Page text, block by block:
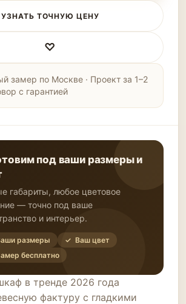
УЗНАТЬ ТОЧНУЮ ЦЕНУ
♡
замер по Москве · Проект за 1–2
с гарантией
под ваши размеры и
габариты, любое цветовое
— точно под ваше
и интерьер.
размеры
✓ Ваш цвет
бесплатно
в тренде 2026 года
фактуру с гладкими